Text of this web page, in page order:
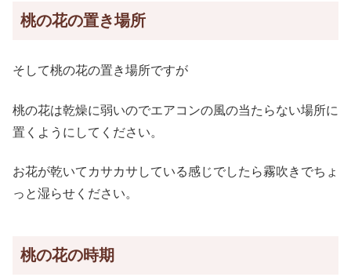
桃の花の置き場所
そして桃の花の置き場所ですが
桃の花は乾燥に弱いのでエアコンの風の当たらない場所に
置くようにしてください。
お花が乾いてカサカサしている感じでしたら霧吹きでちょ
っと湿らせください。
桃の花の時期